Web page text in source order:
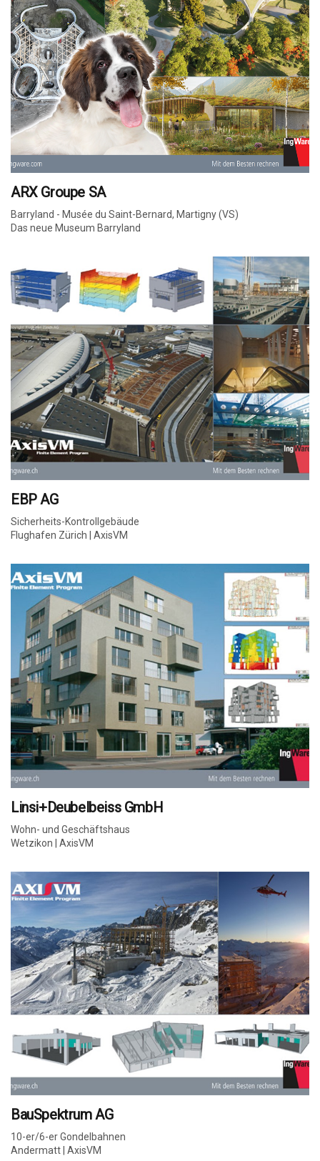
ARX Groupe SA
Barryland - Musée du Saint-Bernard, Martigny (VS)
Das neue Museum Barryland
EBP AG
Sicherheits-Kontrollgebäude
Flughafen Zürich | AxisVM
Linsi+Deubelbeiss GmbH
Wohn- und Geschäftshaus
Wetzikon | AxisVM
BauSpektrum AG
10-er/6-er Gondelbahnen
Andermatt | AxisVM